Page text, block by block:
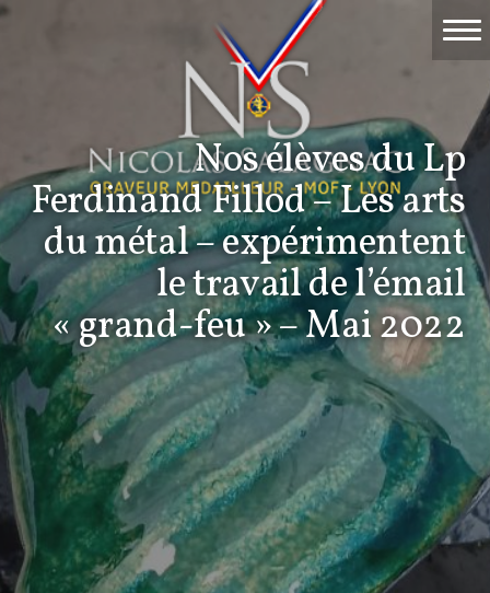
Nos élèves du Lp
Ferdinand Fillod – Les arts
du métal – expérimentent
le travail de l’émail
« grand-feu » – Mai 2022
Événements
Nicolas Salagnac
La Gravure
Contact & devis